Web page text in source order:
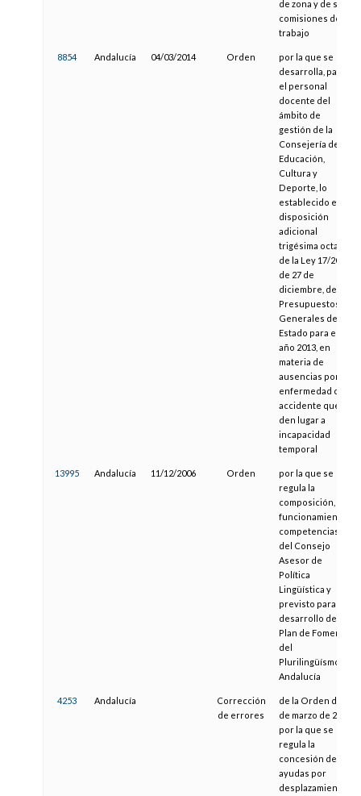
de zona y de sus
comisiones de
trabajo
8854 Andalucía 04/03/2014 Orden
por la que se
desarrolla, para
el personal
docente del
ámbito de
gestión de la
Consejería de
Educación,
Cultura y
Deporte, lo
establecido en la
disposición
adicional
trigésima octava
de la Ley 17/2012,
de 27 de
diciembre, de
Presupuestos
Generales del
Estado para el
año 2013, en
materia de
ausencias por
enfermedad o
accidente que no
den lugar a
incapacidad
temporal
13995 Andalucía 11/12/2006 Orden
por la que se
regula la
composición,
funcionamiento y
competencias
del Consejo
Asesor de
Política
Lingüística y
previsto para el
desarrollo del
Plan de Fomento
del
Plurilingüísmo en
Andalucía
4253 Andalucía
Corrección
de errores
de la Orden de 21
de marzo de 2003,
por la que se
regula la
concesión de
ayudas por
desplazamiento